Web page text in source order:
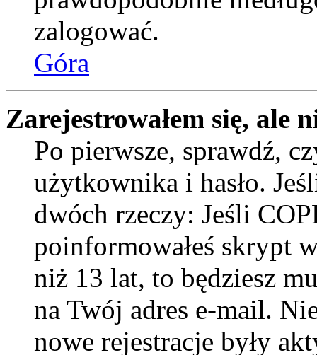
zalogować.
Góra
Zarejestrowałem się, ale
Po pierwsze, sprawdź,
użytkownika i hasło.
dwóch rzeczy: Jeśli
poinformowałeś skrypt
niż 13 lat, to będziesz
na Twój adres e-mail.
nowe rejestracje były